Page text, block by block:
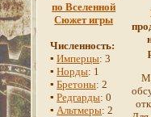
по Вселенной
Сюжет игры
Численность:
▪Имперцы: 3
▪Норды: 1
▪Бретоны: 2
▪Редгарды: 0
▪Альтмеры: 2